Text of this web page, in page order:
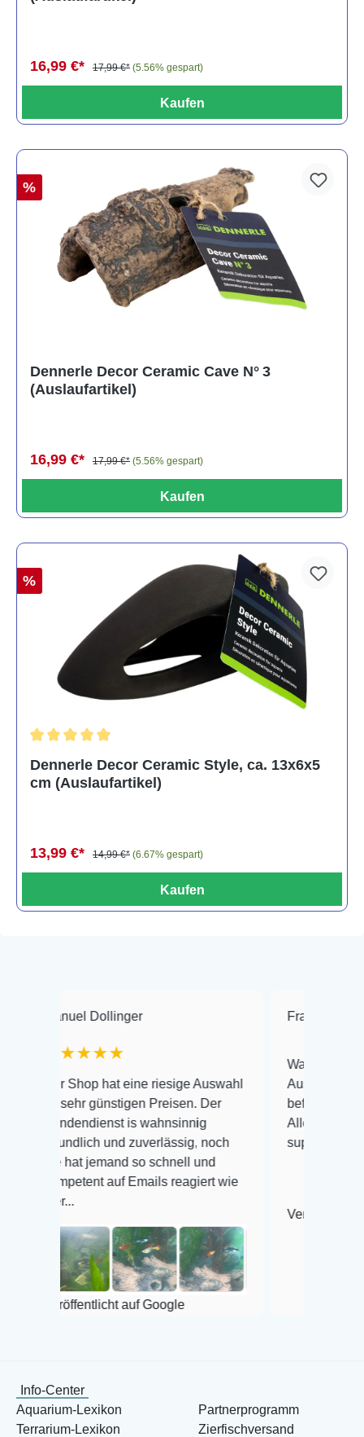
16,99 €* 17,99 €* (5.56% gespart)
Kaufen
%
Dennerle Decor Ceramic Cave N° 3
(Auslaufartikel)
16,99 €* 17,99 €* (5.56% gespart)
Kaufen
%
Dennerle Decor Ceramic Style, ca. 13x6x5
cm (Auslaufartikel)
13,99 €* 14,99 €* (6.67% gespart)
Kaufen
Dollinger
Shop hat eine riesige Auswahl
sehr günstigen Preisen. Der
is wahnsinnig
und zuverlässig, noch
hat jemand so schnell und
auf Emails reagiert wie
auf Google
Frank Hackmayer
Warenanlieferung Top
Auswahl plus
befinden der Fische
Alles ist quick
super Zustand. Gerne
Veröffentlicht auf
Info-Center
Aquarium-Lexikon
Terrarium-Lexikon
Partnerprogramm
Zierfischversand